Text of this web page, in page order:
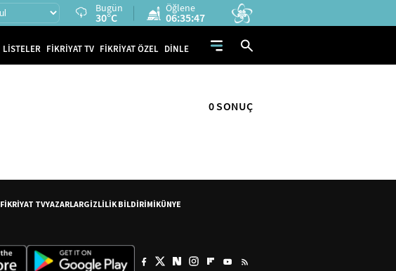
Bugün
30°C
Öğlene
06:35:46
LİSTELER FİKRİYAT TV FİKRİYAT ÖZEL DİNLE
0 SONUÇ
FİKRİYAT TVYAZARLARGİZLİLİK BİLDİRİMİKÜNYE